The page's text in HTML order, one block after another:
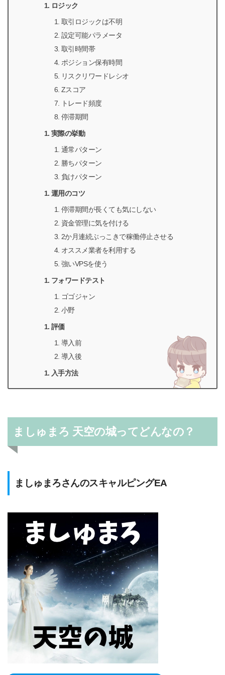
ロジック
取引ロジックは不明
設定可能パラメータ
取引時間帯
ポジション保有時間
リスクリワードレシオ
Zスコア
トレード頻度
停滞期間
実際の挙動
通常パターン
勝ちパターン
負けパターン
運用のコツ
停滞期間が長くても気にしない
資金管理に気を付ける
2か月連続ぶっこきで稼働停止させる
オススメ業者を利用する
強いVPSを使う
フォワードテスト
ゴゴジャン
小野
評価
導入前
導入後
入手方法
ましゅまろ 天空の城ってどんなの？
ましゅまろさんのスキャルピングEA